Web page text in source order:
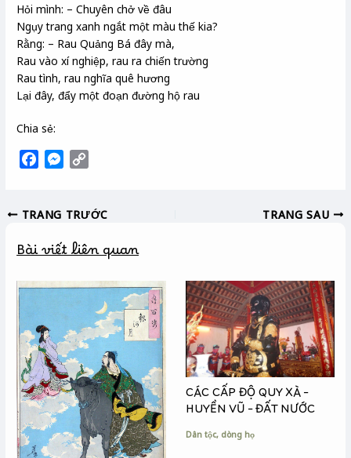
Hỏi mình: – Chuyên chở về đâu
Ngụy trang xanh ngắt một màu thế kia?
Rằng: – Rau Quảng Bá đây mà,
Rau vào xí nghiệp, rau ra chiến trường
Rau tình, rau nghĩa quê hương
Lại đây, đẩy một đoạn đường hộ rau
Chia sẻ:
e
o
k
M
s
n
e
r
y
i
k
TRANG TRƯỚC TRANG SAU
Bài viết liên quan
CÁC CẤP ĐỘ QUY XÀ –
HUYỀN VŨ – ĐẤT NƯỚC
Dân tộc, dòng họ